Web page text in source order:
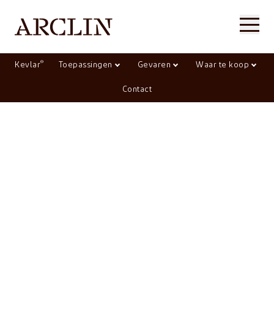
Kevlar® Toepassingen Gevaren Waar te koop
Contact